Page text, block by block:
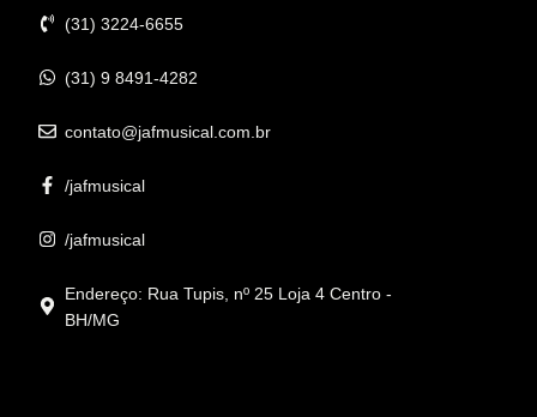
(31) 3224-6655
(31) 9 8491-4282
contato@jafmusical.com.br
/jafmusical
/jafmusical
Endereço: Rua Tupis, nº 25 Loja 4 Centro -
BH/MG